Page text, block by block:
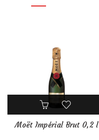
Moët Impérial Brut 0,2 l